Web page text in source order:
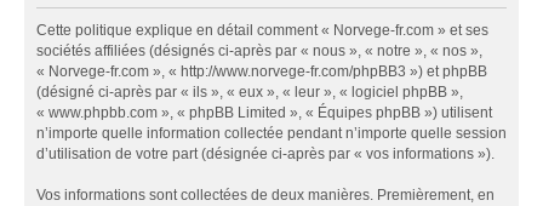
Cette politique explique en détail comment « Norvege-fr.com » et ses
sociétés affiliées (désignés ci-après par « nous », « notre », « nos »,
« Norvege-fr.com », « http://www.norvege-fr.com/phpBB3 ») et phpBB
(désigné ci-après par « ils », « eux », « leur », « logiciel phpBB »,
« www.phpbb.com », « phpBB Limited », « Équipes phpBB ») utilisent
n’importe quelle information collectée pendant n’importe quelle session
d’utilisation de votre part (désignée ci-après par « vos informations »).
Vos informations sont collectées de deux manières. Premièrement, en